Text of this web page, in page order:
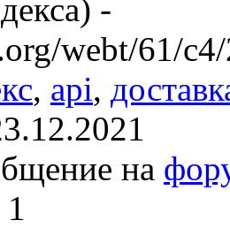
-
webt/61/
, api,
на
1